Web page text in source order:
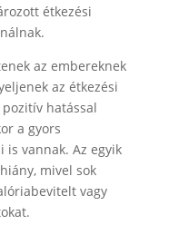
étkezési
az embereknek
az étkezési
hatással
a gyors
vannak. Az egyik
mivel sok
vagy